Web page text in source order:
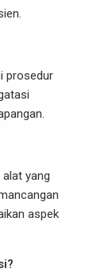
prosedur
yang
aspek